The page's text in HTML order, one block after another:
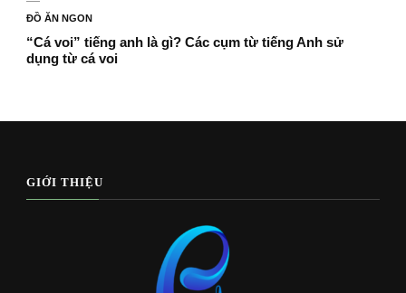
ĐỒ ĂN NGON
“Cá voi” tiếng anh là gì? Các cụm từ tiếng Anh sử
dụng từ cá voi
GIỚI THIỆU